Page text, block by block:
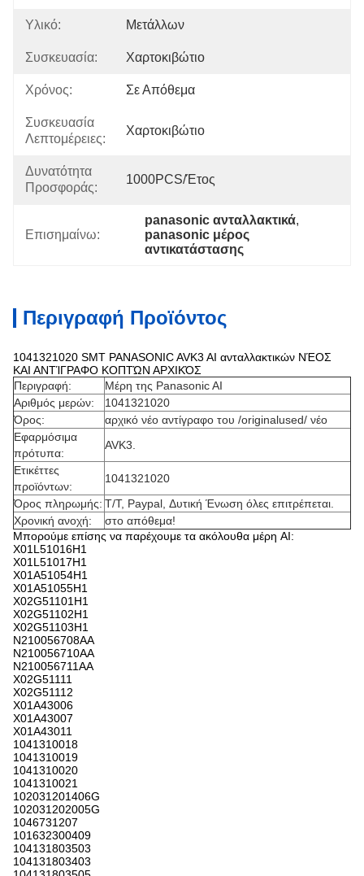
Υλικό: Μετάλλων
Συσκευασία: Χαρτοκιβώτιο
Χρόνος: Σε Απόθεμα
Συσκευασία
Λεπτομέρειες:
Χαρτοκιβώτιο
Δυνατότητα
Προσφοράς:
1000PCS/έτος
Επισημαίνω:
panasonic ανταλλακτικά,
panasonic μέρος
αντικατάστασης
Περιγραφή Προϊόντος
1041321020 SMT PANASONIC AVK3 AI ανταλλακτικών ΝΈΟΣ
ΚΑΙ ΑΝΤΊΓΡΑΦΟ ΚΟΠΤΏΝ ΑΡΧΙΚΌΣ
Περιγραφή:
Μέρη της Panasonic AI
Αριθμός μερών:
1041321020
Όρος:
αρχικό νέο αντίγραφο του /originalused/ νέο
Εφαρμόσιμα
πρότυπα:
AVK3.
Ετικέττες
προϊόντων:
1041321020
Όρος πληρωμής: T/T, Paypal, Δυτική Ένωση όλες επιτρέπεται.
Χρονική ανοχή:
στο απόθεμα!
Μπορούμε επίσης να παρέχουμε τα ακόλουθα μέρη AI:
X01L51016H1
X01L51017H1
X01A51054H1
X01A51055H1
X02G51101H1
X02G51102H1
X02G51103H1
N210056708AA
N210056710AA
N210056711AA
X02G51111
X02G51112
X01A43006
X01A43007
X01A43011
1041310018
1041310019
1041310020
1041310021
102031201406G
102031202005G
1046731207
101632300409
104131803503
104131803403